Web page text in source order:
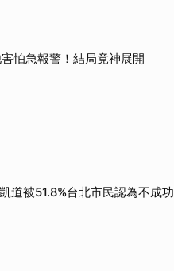
怕急報警！結局竟神展開
道被51.8%台北市民認為不成功